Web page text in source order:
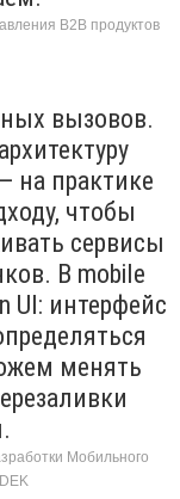
B2B продуктов
вызовов.
на практике
чтобы
сервисы
В mobile
UI: интерфейс
менять
Мобильного